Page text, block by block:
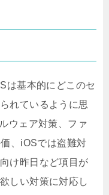
は基本的にどこのセ
れているように思
ウェア対策、ファ
、iOSでは盗難対
け昨日など項目が
しい対策に対応し